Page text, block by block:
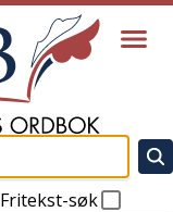
Fritekst-søk